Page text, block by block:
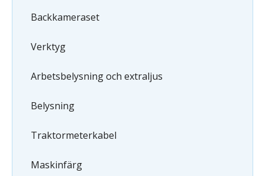
Backkameraset
Verktyg
Arbetsbelysning och extraljus
Belysning
Traktormeterkabel
Maskinfärg